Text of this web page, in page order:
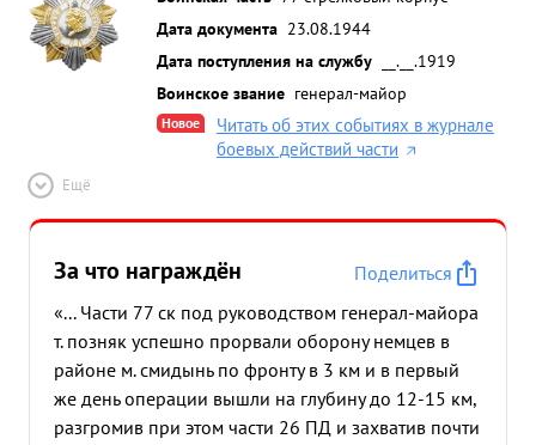
Дата документа 23.08.1944
Дата поступления на службу
__.__.1919
Воинское звание генерал-майор
Новое
Читать об этих событиях в журнале
боевых действий части
Ещё
За что награждён
Поделиться
«... Части 77 ск под руководством генерал-майора
т. позняк успешно прорвали оборону немцев в
районе м. смидынь по фронту в 3 км и в первый
же день операции вышли на глубину до 12-15 км,
разгромив при этом части 26 ПД и захватив почти